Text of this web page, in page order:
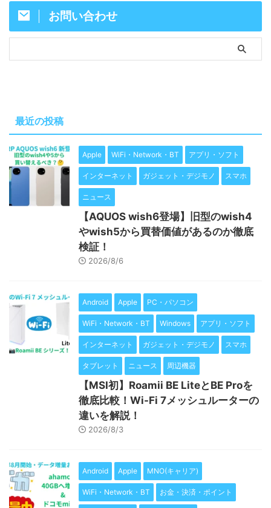
お問い合わせ
最近の投稿
Apple WiFi・Network・BT アプリ・ソフト
インターネット ガジェット・デジモノ スマホ
ニュース
【AQUOS wish6登場】旧型のwish4
やwish5から買替価値があるのか徹底
検証！
2026/8/6
Android Apple PC・パソコン
WiFi・Network・BT Windows アプリ・ソフト
インターネット ガジェット・デジモノ スマホ
タブレット ニュース 周辺機器
【MSI初】Roamii BE LiteとBE Proを
徹底比較！Wi-Fi 7メッシュルーターの
違いを解説！
2026/8/3
Android Apple MNO(キャリア)
WiFi・Network・BT お金・決済・ポイント